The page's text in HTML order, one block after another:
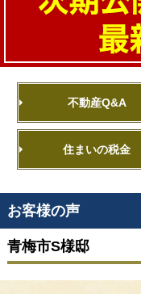
不動産Q&A
住まいの税金
お客様の声
青梅市S様邸